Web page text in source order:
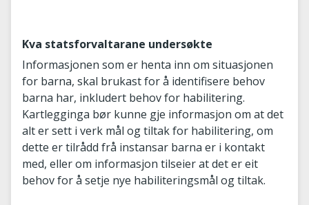
Kva statsforvaltarane undersøkte
Informasjonen som er henta inn om situasjonen
for barna, skal brukast for å identifisere behov
barna har, inkludert behov for habilitering.
Kartlegginga bør kunne gje informasjon om at det
alt er sett i verk mål og tiltak for habilitering, om
dette er tilrådd frå instansar barna er i kontakt
med, eller om informasjon tilseier at det er eit
behov for å setje nye habiliteringsmål og tiltak.